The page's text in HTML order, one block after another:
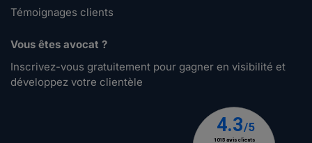
Témoignages clients
Vous êtes avocat ?
Inscrivez-vous gratuitement pour gagner en visibilité et
développez votre clientèle